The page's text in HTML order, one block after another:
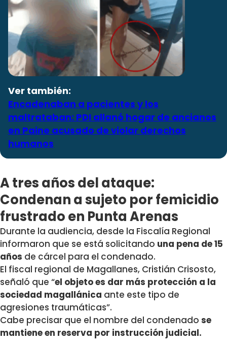
Ver también:
Encadenaban a pacientes y los
maltrataban: PDI allanó hogar de ancianos
en Paine acusado de violar derechos
humanos
A tres años del ataque:
Condenan a sujeto por femicidio
frustrado en Punta Arenas
Durante la audiencia, desde la Fiscalía Regional
informaron que se está solicitando una pena de 15
años de cárcel para el condenado.
El fiscal regional de Magallanes, Cristián Crisosto,
señaló que “el objeto es dar más protección a la
sociedad magallánica ante este tipo de
agresiones traumáticas”.
Cabe precisar que el nombre del condenado se
mantiene en reserva por instrucción judicial.